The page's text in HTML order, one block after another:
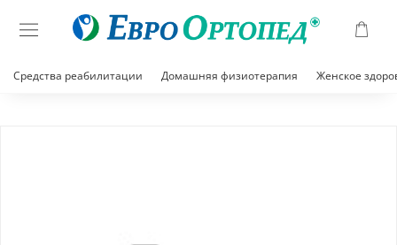
Средства реабилитации Домашняя физиотерапия Женское